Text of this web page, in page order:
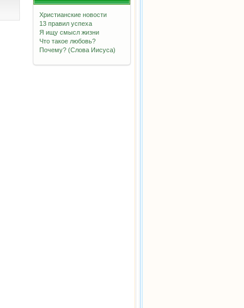
Христианские новости
13 правил успеха
Я ищу смысл жизни
Что такое любовь?
Почему? (Слова Иисуса)